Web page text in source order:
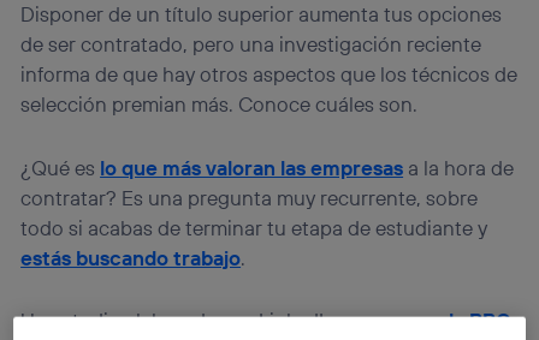
Disponer de un título superior aumenta tus opciones
de ser contratado, pero una investigación reciente
informa de que hay otros aspectos que los técnicos de
selección premian más. Conoce cuáles son.
¿Qué es lo que más valoran las empresas a la hora de
contratar? Es una pregunta muy recurrente, sobre
todo si acabas de terminar tu etapa de estudiante y
estás buscando trabajo.
Un estudio elaborado por LinkedIn que recogela BBC